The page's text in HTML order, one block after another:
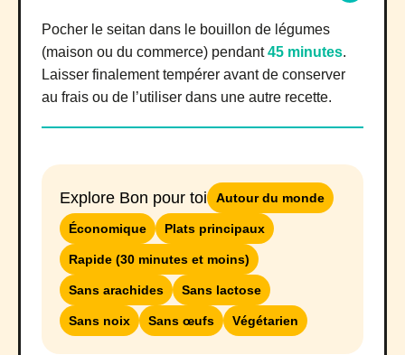
Pocher le seitan dans le bouillon de légumes
(maison ou du commerce) pendant45 minutes.
Laisser finalement tempérer avant de conserver
au frais ou de l’utiliser dans une autre recette.
Explore Bon pour toi Autour du monde
Économique Plats principaux
Rapide (30 minutes et moins)
Sans arachides Sans lactose
Sans noix Sans œufs Végétarien